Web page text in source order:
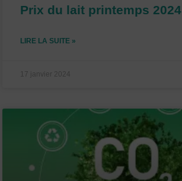
Prix du lait printemps 2024
LIRE LA SUITE »
17 janvier 2024